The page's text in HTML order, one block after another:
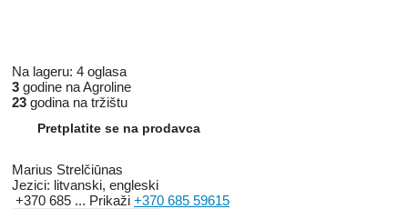
Na lageru: 4 oglasa
3 godine na Agroline
23 godina na tržištu
Pretplatite se na prodavca
Marius Strelčiūnas
Jezici: litvanski, engleski
+370 685 ... Prikaži +370 685 59615